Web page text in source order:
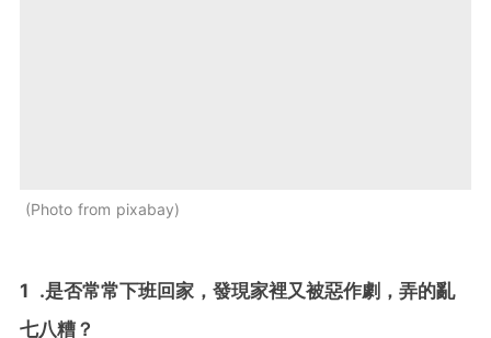
Photo from pixabay
1 .是否常常下班回家，發現家裡又被惡作劇，弄的亂
七八糟 ？